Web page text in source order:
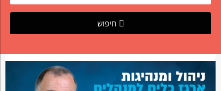
חיפוש